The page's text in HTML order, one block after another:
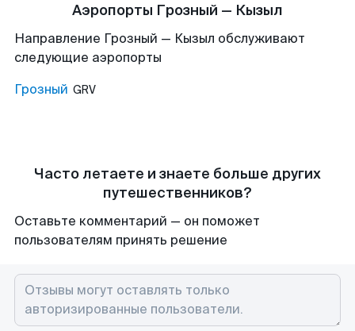
Аэропорты Грозный — Кызыл
Направление Грозный — Кызыл обслуживают
следующие аэропорты
Грозный GRV
Часто летаете и знаете больше других
путешественников?
Оставьте комментарий — он поможет
пользователям принять решение